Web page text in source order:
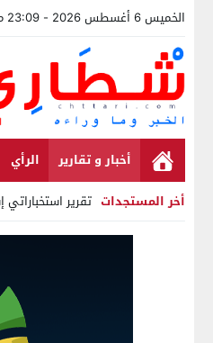
الخميس 6 أغسطس 2026 - 23:09 مساءً
أخبار و تقارير الرأي
أخر المستجدات تقرير استخباراتي
Stop